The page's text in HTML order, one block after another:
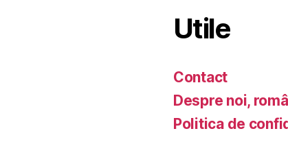
Utile
Contact
Despre noi,
Politica de